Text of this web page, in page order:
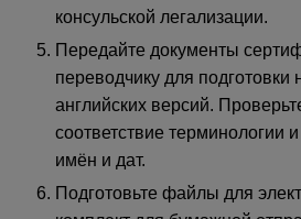
консульской легализации.
Передайте документы
переводчику для подготовки
английских версий.
соответствие терминологии
имён и дат.
Подготовьте файлы для